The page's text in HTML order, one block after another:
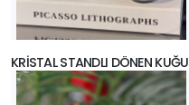
KRİSTAL STANDLI DÖNEN KUĞU